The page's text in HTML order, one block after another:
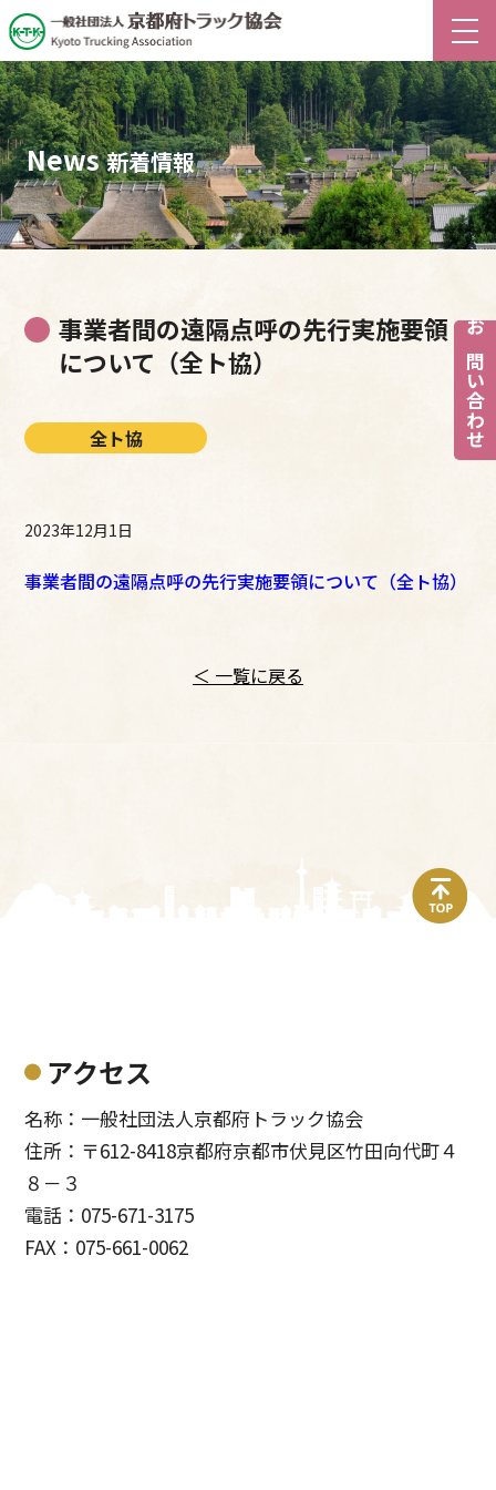
お問い合わせ
News 新着情報
事業者間の遠隔点呼の先行実施要領
について（全ト協）
全ト協
2023年12月1日
事業者間の遠隔点呼の先行実施要領について（全ト協）
＜ 一覧に戻る
top
アクセス
名称：一般社団法人京都府トラック協会
住所：〒612-8418京都府京都市伏見区竹田向代町４
８－３
電話：075-671-3175
FAX：075-661-0062